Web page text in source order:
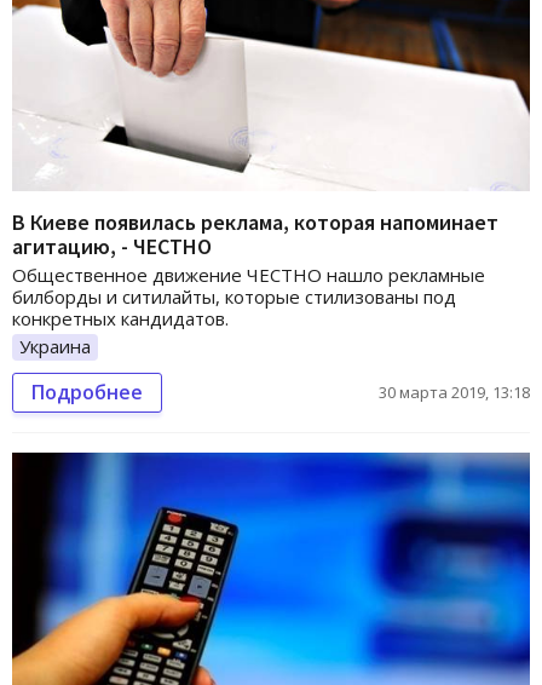
В Киеве появилась реклама, которая напоминает
агитацию, - ЧЕСТНО
Общественное движение ЧЕСТНО нашло рекламные
билборды и ситилайты, которые стилизованы под
конкретных кандидатов.
Украина
Подробнее 30 марта 2019, 13:18